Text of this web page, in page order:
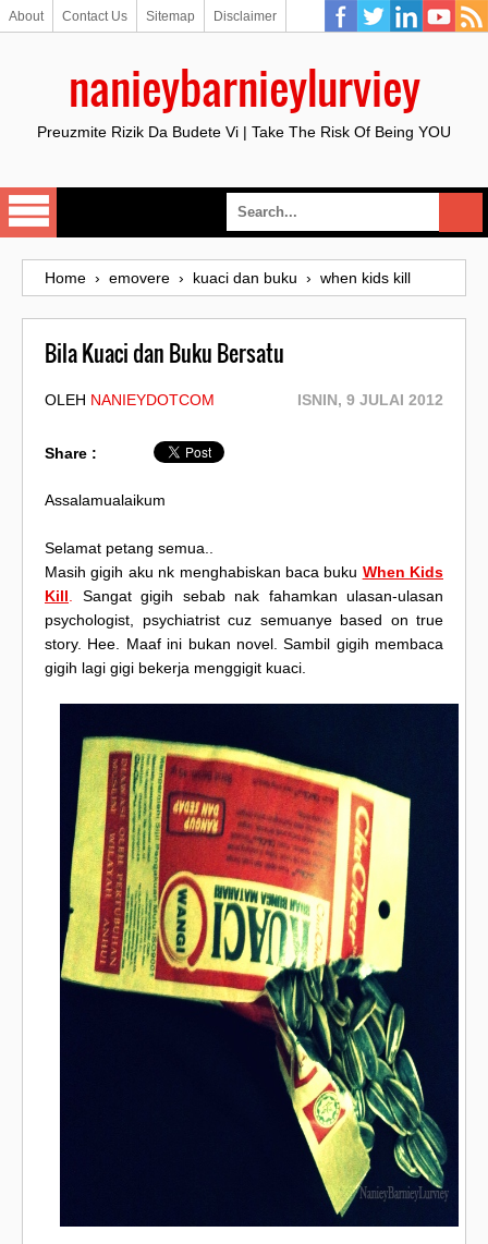
About Contact Us Sitemap Disclaimer
nanieybarnieylurviey
Preuzmite Rizik Da Budete Vi | Take The Risk Of Being YOU
Home › emovere › kuaci dan buku › when kids kill
Bila Kuaci dan Buku Bersatu
OLEH NANIEYDOTCOM ISNIN, 9 JULAI 2012
Share :
Assalamualaikum
Selamat petang semua..
Masih gigih aku nk menghabiskan baca buku When Kids
Kill
Sangat gigih sebab nak fahamkan ulasan-ulasan
psychologist, psychiatrist cuz semuanye based on true
story. Hee. Maaf ini bukan novel. Sambil gigih membaca
gigih lagi gigi bekerja menggigit kuaci.